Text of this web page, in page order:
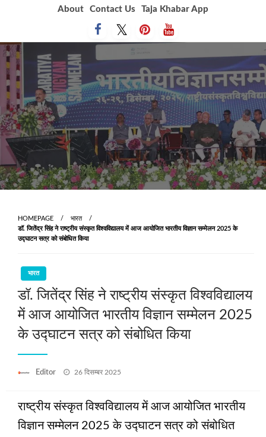
About Contact Us Taja Khabar App
HOMEPAGE
भारत
डॉ. जितेंद्र सिंह ने राष्ट्रीय संस्कृत विश्वविद्यालय में आज आयोजित भारतीय विज्ञान सम्मेलन 2025 के
उद्घाटन सत्र को संबोधित किया
भारत
डॉ. जितेंद्र सिंह ने राष्ट्रीय संस्कृत विश्वविद्यालय
में आज आयोजित भारतीय विज्ञान सम्मेलन 2025
के उद्घाटन सत्र को संबोधित किया
Editor
Posted
26 दिसम्बर 2025
राष्ट्रीय संस्कृत विश्वविद्यालय में आज आयोजित भारतीय
विज्ञान सम्मेलन 2025 के उद्घाटन सत्र को संबोधित